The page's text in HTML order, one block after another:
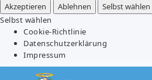
Akzeptieren
Ablehnen Selbst wählen
Selbst wählen
Cookie-Richtlinie
Datenschutzerklärung
Impressum